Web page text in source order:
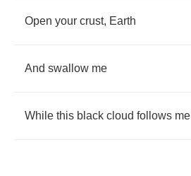
Open your crust, Earth
And swallow me
While this black cloud follows me